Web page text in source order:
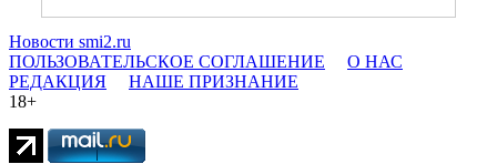
Новости smi2.ru
ПОЛЬЗОВАТЕЛЬСКОЕ СОГЛАШЕНИЕ
О НАС
РЕДАКЦИЯ
НАШЕ ПРИЗНАНИЕ
18+